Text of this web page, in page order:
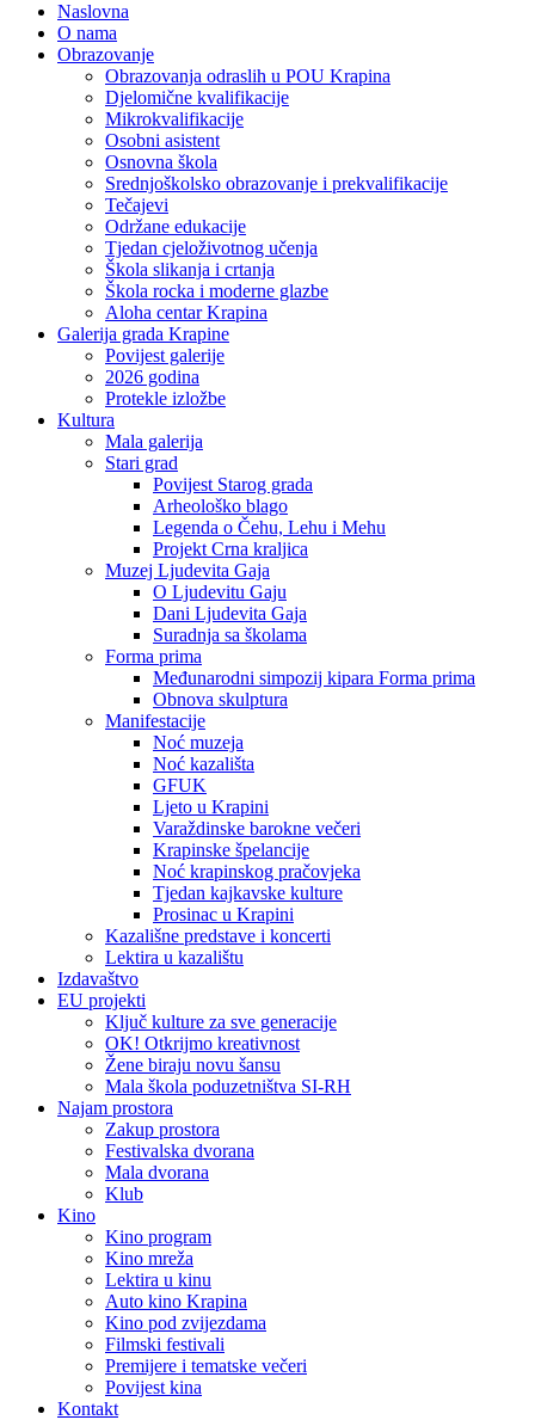
Naslovna
O nama
Obrazovanje
Obrazovanja odraslih u POU Krapina
Djelomične kvalifikacije
Mikrokvalifikacije
Osobni asistent
Osnovna škola
Srednjoškolsko obrazovanje i prekvalifikacije
Tečajevi
Održane edukacije
Tjedan cjeloživotnog učenja
Škola slikanja i crtanja
Škola rocka i moderne glazbe
Aloha centar Krapina
Galerija grada Krapine
Povijest galerije
2026 godina
Protekle izložbe
Kultura
Mala galerija
Stari grad
Povijest Starog grada
Arheološko blago
Legenda o Čehu, Lehu i Mehu
Projekt Crna kraljica
Muzej Ljudevita Gaja
O Ljudevitu Gaju
Dani Ljudevita Gaja
Suradnja sa školama
Forma prima
Međunarodni simpozij kipara Forma prima
Obnova skulptura
Manifestacije
Noć muzeja
Noć kazališta
GFUK
Ljeto u Krapini
Varaždinske barokne večeri
Krapinske špelancije
Noć krapinskog pračovjeka
Tjedan kajkavske kulture
Prosinac u Krapini
Kazališne predstave i koncerti
Lektira u kazalištu
Izdavaštvo
EU projekti
Ključ kulture za sve generacije
OK! Otkrijmo kreativnost
Žene biraju novu šansu
Mala škola poduzetništva SI-RH
Najam prostora
Zakup prostora
Festivalska dvorana
Mala dvorana
Klub
Kino
Kino program
Kino mreža
Lektira u kinu
Auto kino Krapina
Kino pod zvijezdama
Filmski festivali
Premijere i tematske večeri
Povijest kina
Kontakt